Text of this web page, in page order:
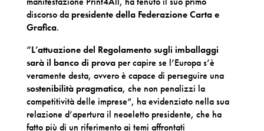
discorso da presidente della Federazione Carta e
Grafica.
“L’attuazione del Regolamento sugli imballaggi
sarà il banco di provaper capire se l’Europa s’è
veramente desta, ovvero è capace di perseguire una
sostenibilità pragmatica, che non penalizzi la
competitività delle imprese“, ha evidenziato nella sua
relazione d’apertura il neoeletto presidente, che ha
fatto più di un riferimento ai temi affrontati